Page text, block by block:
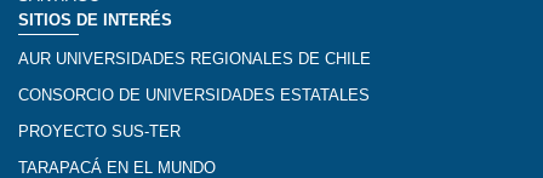
SITIOS DE INTERÉS
AUR UNIVERSIDADES REGIONALES DE CHILE
CONSORCIO DE UNIVERSIDADES ESTATALES
PROYECTO SUS-TER
TARAPACÁ EN EL MUNDO